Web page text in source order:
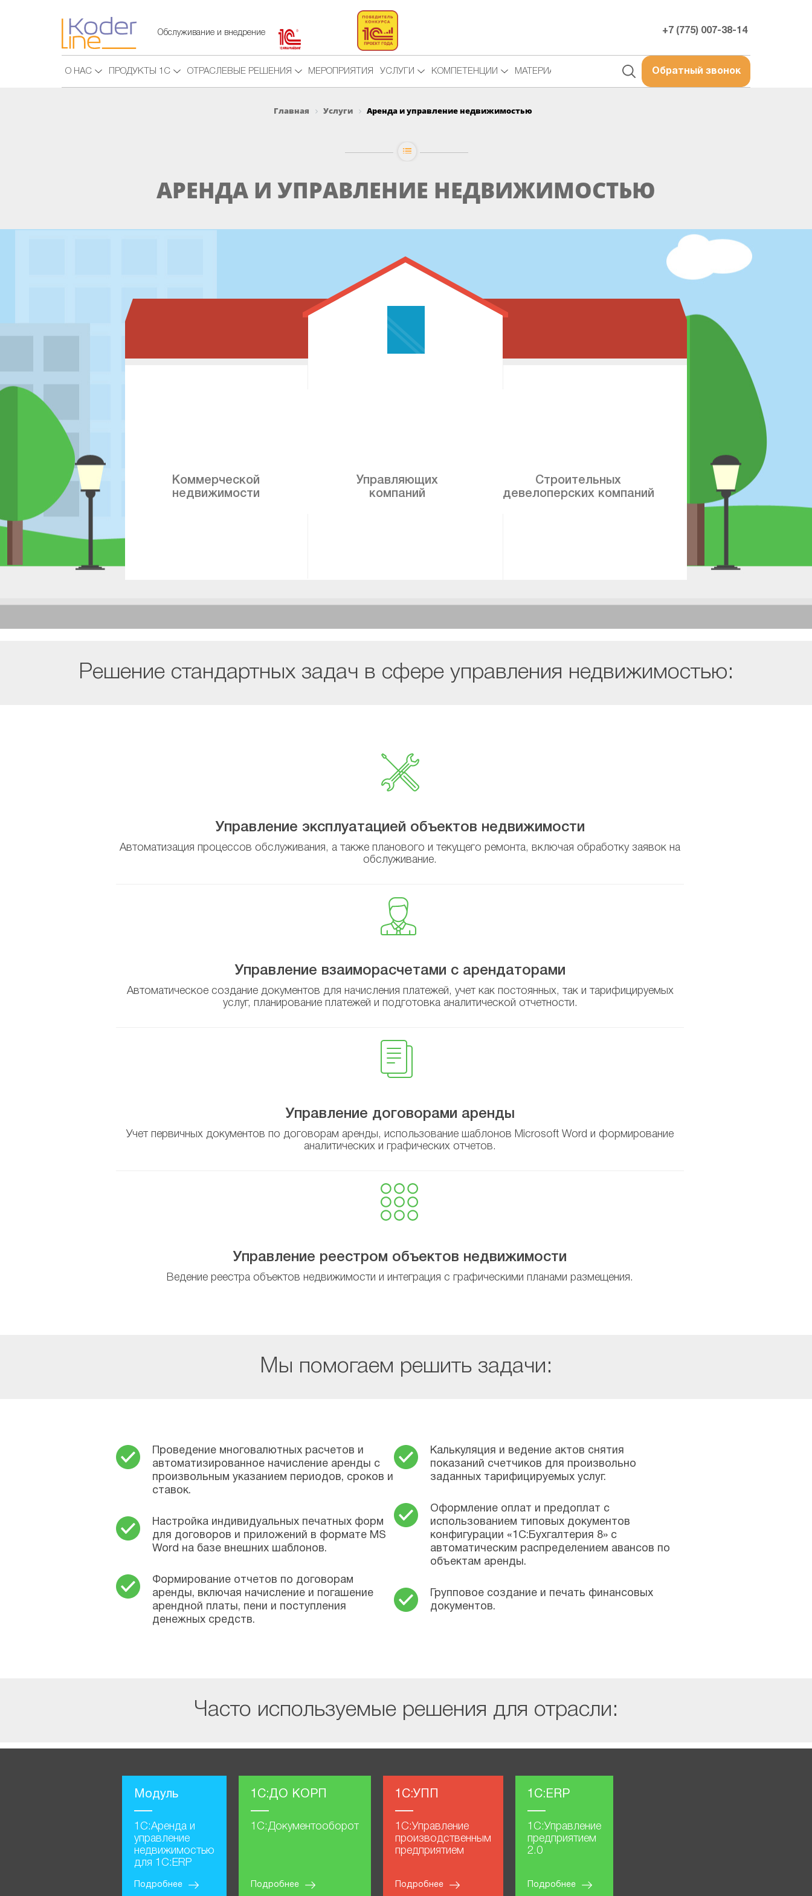
Обслуживание и внедрение +7 (775) 007-38-14
О НАС ПРОДУКТЫ 1С ОТРАСЛЕВЫЕ РЕШЕНИЯ МЕРОПРИЯТИЯ УСЛУГИ КОМПЕТЕНЦИИ МАТЕРИАЛЫ Обратный звонок
Главная Услуги Аренда и управление недвижимостью
АРЕНДА И УПРАВЛЕНИЕ НЕДВИЖИМОСТЬЮ
Коммерческой
недвижимости
Управляющих
компаний
Строительных
девелоперских компаний
Решение стандартных задач в сфере управления недвижимостью:
Управление эксплуатацией объектов недвижимости
Автоматизация процессов обслуживания, а также планового и текущего ремонта, включая обработку заявок на
обслуживание.
Управление взаиморасчетами с арендаторами
Автоматическое создание документов для начисления платежей, учет как постоянных, так и тарифицируемых
услуг, планирование платежей и подготовка аналитической отчетности.
Управление договорами аренды
Учет первичных документов по договорам аренды, использование шаблонов Microsoft Word и формирование
аналитических и графических отчетов.
Управление реестром объектов недвижимости
Ведение реестра объектов недвижимости и интеграция с графическими планами размещения.
Мы помогаем решить задачи:
Проведение многовалютных расчетов и
автоматизированное начисление аренды с
произвольным указанием периодов, сроков и
ставок.
Настройка индивидуальных печатных форм
для договоров и приложений в формате MS
Word на базе внешних шаблонов.
Формирование отчетов по договорам
аренды, включая начисление и погашение
арендной платы, пени и поступления
денежных средств.
Калькуляция и ведение актов снятия
показаний счетчиков для произвольно
заданных тарифицируемых услуг.
Оформление оплат и предоплат с
использованием типовых документов
конфигурации «1С:Бухгалтерия 8» с
автоматическим распределением авансов по
объектам аренды.
Групповое создание и печать финансовых
документов.
Часто используемые решения для отрасли:
Модуль
1С:Аренда и
управление
недвижимостью
для 1С:ERP
Подробнее
1С:ДО КОРП
1С:Документооборот
Подробнее
1С:УПП
1С:Управление
производственным
предприятием
Подробнее
1С:ERP
1С:Управление
предприятием
2.0
Подробнее